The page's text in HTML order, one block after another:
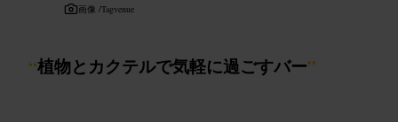
画像 /Tagvenue
“植物とカクテルで気軽に過ごすバー”